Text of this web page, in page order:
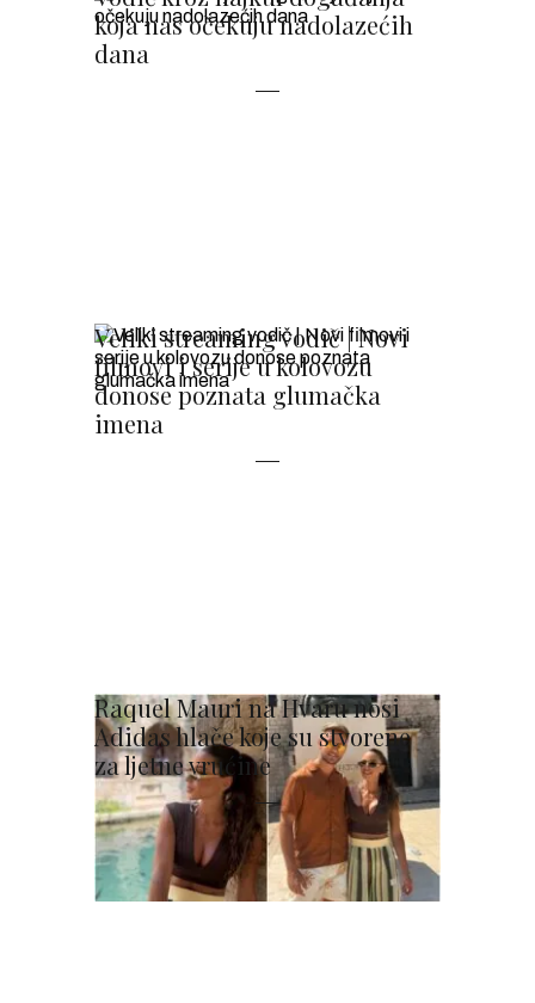
koja nas očekuju nadolazećih
dana
Veliki streaming vodič | Novi
filmovi i serije u kolovozu
donose poznata glumačka
imena
Raquel Mauri na Hvaru nosi
Adidas hlače koje su stvorene
za ljetne vrućine